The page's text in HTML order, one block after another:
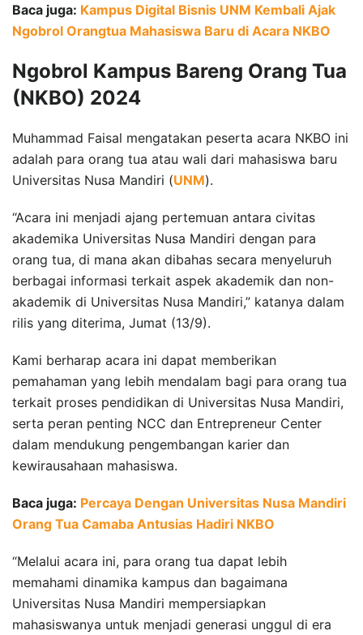
Baca juga: Kampus Digital Bisnis UNM Kembali Ajak
Ngobrol Orangtua Mahasiswa Baru di Acara NKBO
Ngobrol Kampus Bareng Orang Tua
(NKBO) 2024
Muhammad Faisal mengatakan peserta acara NKBO ini
adalah para orang tua atau wali dari mahasiswa baru
Universitas Nusa Mandiri (UNM).
“Acara ini menjadi ajang pertemuan antara civitas
akademika Universitas Nusa Mandiri dengan para
orang tua, di mana akan dibahas secara menyeluruh
berbagai informasi terkait aspek akademik dan non-
akademik di Universitas Nusa Mandiri,” katanya dalam
rilis yang diterima, Jumat (13/9).
Kami berharap acara ini dapat memberikan
pemahaman yang lebih mendalam bagi para orang tua
terkait proses pendidikan di Universitas Nusa Mandiri,
serta peran penting NCC dan Entrepreneur Center
dalam mendukung pengembangan karier dan
kewirausahaan mahasiswa.
Baca juga: Percaya Dengan Universitas Nusa Mandiri
Orang Tua Camaba Antusias Hadiri NKBO
“Melalui acara ini, para orang tua dapat lebih
memahami dinamika kampus dan bagaimana
Universitas Nusa Mandiri mempersiapkan
mahasiswanya untuk menjadi generasi unggul di era